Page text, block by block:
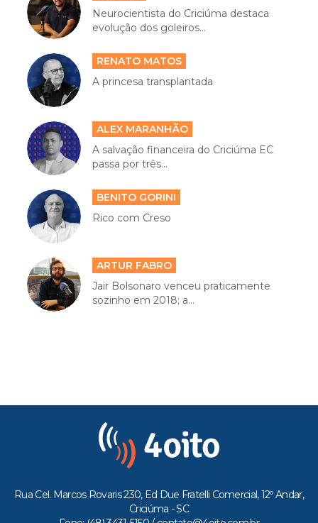
Neurocientista do Criciúma destaca
evolução dos goleiros...
RENATO MATOS
A princesa transplantada
ALEX MARANHÃO
A salvação financeira do Criciúma EC
passa por três...
BENITO GORINI
Rico com Creso
ARTUR FABRO
Jair Bolsonaro venceu praticamente
sozinho em 2018; a...
Rua Cel. Marcos Rovaris 230, Ed Due Fratelli Comercial, 12º Andar,
Criciúma - SC